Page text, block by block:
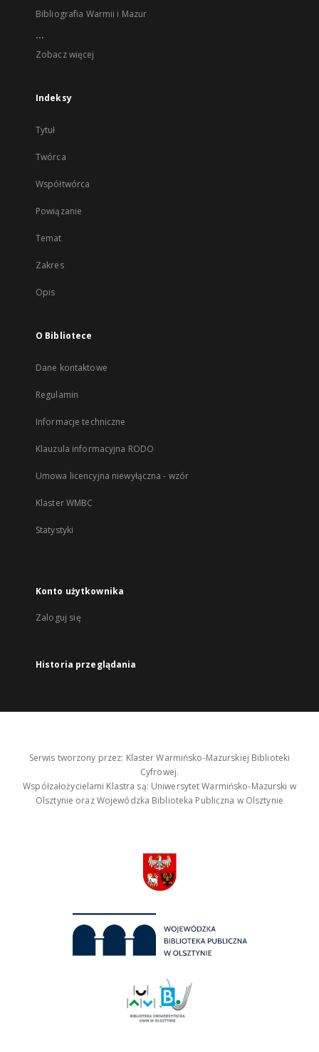
Bibliografia Warmii i Mazur
...
Zobacz więcej
Indeksy
Tytuł
Twórca
Współtwórca
Powiązanie
Temat
Zakres
Opis
O Bibliotece
Dane kontaktowe
Regulamin
Informacje techniczne
Klauzula informacyjna RODO
Umowa licencyjna niewyłączna - wzór
Klaster WMBC
Statystyki
Konto użytkownika
Zaloguj się
Historia przeglądania
Serwis tworzony przez: Klaster Warmińsko-Mazurskiej Biblioteki
Cyfrowej.
Współzałożycielami Klastra są: Uniwersytet Warmińsko-Mazurski w
Olsztynie oraz Wojewódzka Biblioteka Publiczna w Olsztynie